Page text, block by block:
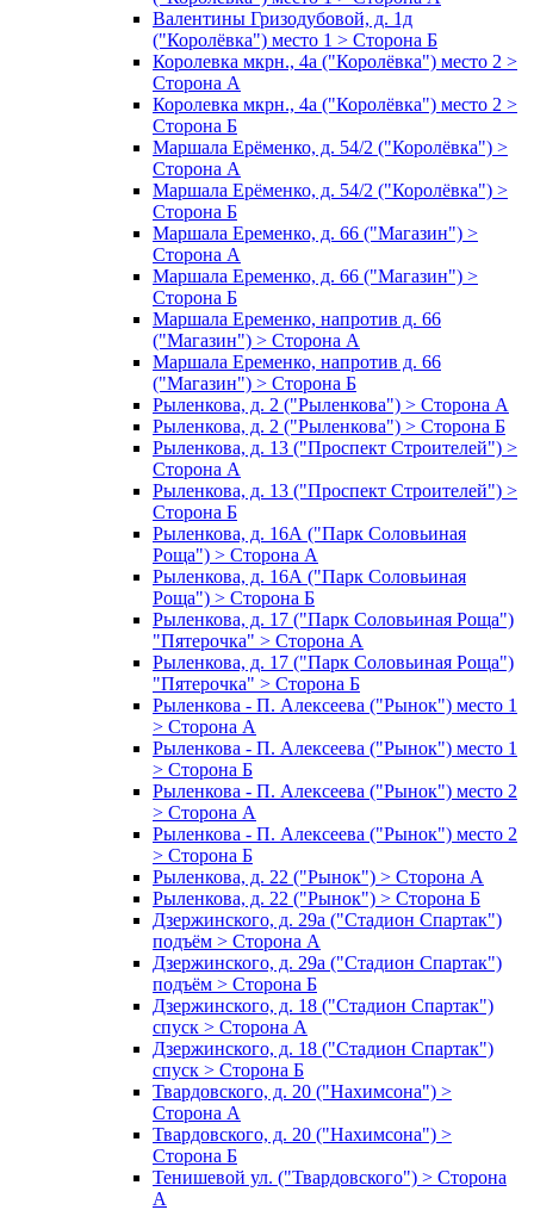
Валентины Гризодубовой, д. 1д
("Королёвка") место 1 > Сторона Б
Королевка мкрн., 4а ("Королёвка") место 2 >
Сторона А
Королевка мкрн., 4а ("Королёвка") место 2 >
Сторона Б
Маршала Ерёменко, д. 54/2 ("Королёвка") >
Сторона А
Маршала Ерёменко, д. 54/2 ("Королёвка") >
Сторона Б
Маршала Еременко, д. 66 ("Магазин") >
Сторона А
Маршала Еременко, д. 66 ("Магазин") >
Сторона Б
Маршала Еременко, напротив д. 66
("Магазин") > Сторона А
Маршала Еременко, напротив д. 66
("Магазин") > Сторона Б
Рыленкова, д. 2 ("Рыленкова") > Сторона А
Рыленкова, д. 2 ("Рыленкова") > Сторона Б
Рыленкова, д. 13 ("Проспект Строителей") >
Сторона А
Рыленкова, д. 13 ("Проспект Строителей") >
Сторона Б
Рыленкова, д. 16А ("Парк Соловьиная
Роща") > Сторона А
Рыленкова, д. 16А ("Парк Соловьиная
Роща") > Сторона Б
Рыленкова, д. 17 ("Парк Соловьиная Роща")
"Пятерочка" > Сторона А
Рыленкова, д. 17 ("Парк Соловьиная Роща")
"Пятерочка" > Сторона Б
Рыленкова - П. Алексеева ("Рынок") место 1
> Сторона А
Рыленкова - П. Алексеева ("Рынок") место 1
> Сторона Б
Рыленкова - П. Алексеева ("Рынок") место 2
> Сторона А
Рыленкова - П. Алексеева ("Рынок") место 2
> Сторона Б
Рыленкова, д. 22 ("Рынок") > Сторона А
Рыленкова, д. 22 ("Рынок") > Сторона Б
Дзержинского, д. 29а ("Стадион Спартак")
подъём > Сторона А
Дзержинского, д. 29а ("Стадион Спартак")
подъём > Сторона Б
Дзержинского, д. 18 ("Стадион Спартак")
спуск > Сторона А
Дзержинского, д. 18 ("Стадион Спартак")
спуск > Сторона Б
Твардовского, д. 20 ("Нахимсона") >
Сторона А
Твардовского, д. 20 ("Нахимсона") >
Сторона Б
Тенишевой ул. ("Твардовского") > Сторона
А